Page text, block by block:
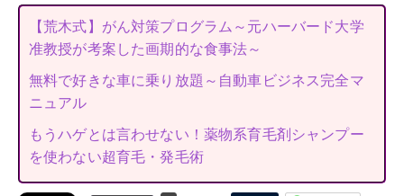
【荒木式】がん対策プログラム～元ハーバード大学
准教授が考案した画期的な食事法～
無料で好きな車に乗り放題～自動車ビジネス完全マ
ニュアル
もうハゲとは言わせない！薬物系育毛剤シャンプー
を使わない超育毛・発毛術